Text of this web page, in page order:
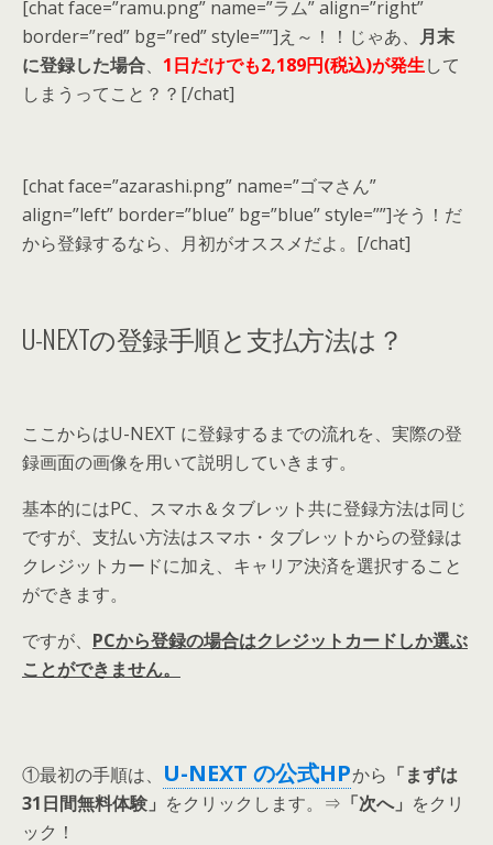
[chat face=”ramu.png” name=”ラム” align=”right”
border=”red” bg=”red” style=””]え～！！じゃあ、 月末
に登録した場合、 1日だけでも2,189円(税込)が発生して
しまうってこと？？[/chat]
[chat face=”azarashi.png” name=”ゴマさん”
align=”left” border=”blue” bg=”blue” style=””]そう！だ
から登録するなら、月初がオススメだよ。[/chat]
U-NEXTの登録手順と支払方法は？
ここからはU-NEXT に登録するまでの流れを、実際の登
録画面の画像を用いて説明していきます。
基本的にはPC、スマホ＆タブレット共に登録方法は同じ
ですが、 支払い方法はスマホ・タブレットからの登録は
クレジットカードに加え、キャリア決済を選択すること
ができます。
ですが、 PCから登録の場合はクレジットカードしか選ぶ
ことができません。
①最初の手順は、 U-NEXT の公式HPから 「まずは
31日間無料体験」 をクリックします。⇒ 「次へ」 をクリ
ック！